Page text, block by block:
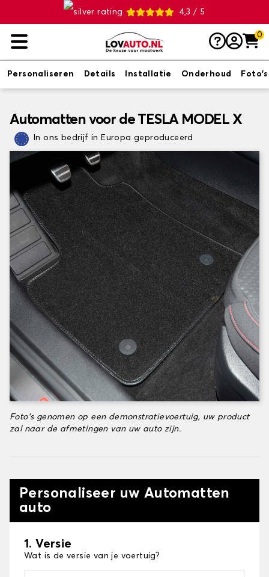
4,3 / 5
0
Personaliseren Details Installatie Onderhoud Foto's
Automatten voor de TESLA MODEL X
In ons bedrijf in Europa geproduceerd
Foto's genomen op een demonstratievoertuig, uw product
zal naar de afmetingen van uw auto zijn.
Personaliseer uw Automatten
auto
1. Versie
Wat is de versie van je voertuig?